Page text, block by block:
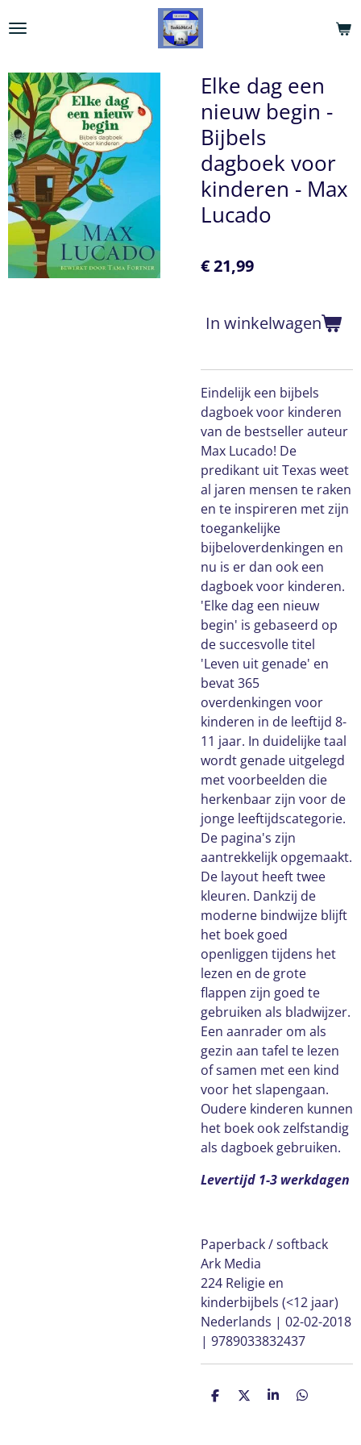
direct
de
hoofdinhoud
Elke dag een
nieuw begin -
Bijbels
dagboek voor
kinderen - Max
Lucado
€ 21,99
In winkelwagen
Eindelijk een bijbels
dagboek voor kinderen
van de bestseller auteur
Max Lucado! De
predikant uit Texas weet
al jaren mensen te raken
en te inspireren met zijn
toegankelijke
bijbeloverdenkingen en
nu is er dan ook een
dagboek voor kinderen.
'Elke dag een nieuw
begin' is gebaseerd op
de succesvolle titel
'Leven uit genade' en
bevat 365
overdenkingen voor
kinderen in de leeftijd 8-
11 jaar. In duidelijke taal
wordt genade uitgelegd
met voorbeelden die
herkenbaar zijn voor de
jonge leeftijdscategorie.
De pagina's zijn
aantrekkelijk opgemaakt.
De layout heeft twee
kleuren. Dankzij de
moderne bindwijze blijft
het boek goed
openliggen tijdens het
lezen en de grote
flappen zijn goed te
gebruiken als bladwijzer.
Een aanrader om als
gezin aan tafel te lezen
of samen met een kind
voor het slapengaan.
Oudere kinderen kunnen
het boek ook zelfstandig
als dagboek gebruiken.
Levertijd 1-3 werkdagen
Paperback / softback
Ark Media
224 Religie en
kinderbijbels (<12 jaar)
Nederlands | 02-02-2018
| 9789033832437
D
D
S
D